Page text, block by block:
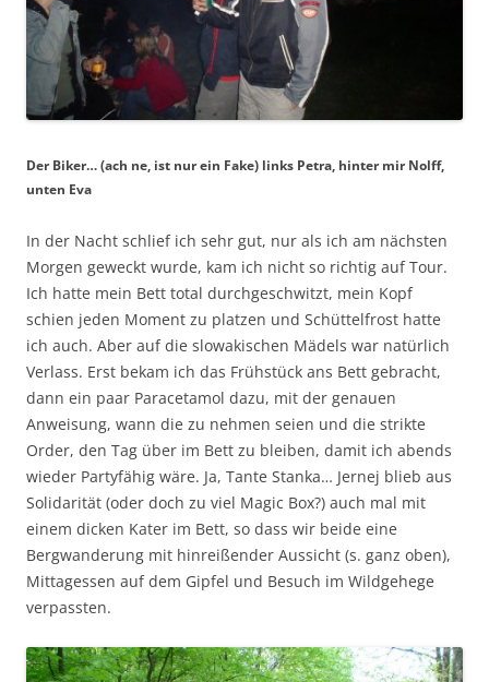
Der Biker… (ach ne, ist nur ein Fake) links Petra, hinter mir Nolff,
unten Eva
In der Nacht schlief ich sehr gut, nur als ich am nächsten
Morgen geweckt wurde, kam ich nicht so richtig auf Tour.
Ich hatte mein Bett total durchgeschwitzt, mein Kopf
schien jeden Moment zu platzen und Schüttelfrost hatte
ich auch. Aber auf die slowakischen Mädels war natürlich
Verlass. Erst bekam ich das Frühstück ans Bett gebracht,
dann ein paar Paracetamol dazu, mit der genauen
Anweisung, wann die zu nehmen seien und die strikte
Order, den Tag über im Bett zu bleiben, damit ich abends
wieder Partyfähig wäre. Ja, Tante Stanka… Jernej blieb aus
Solidarität (oder doch zu viel Magic Box?) auch mal mit
einem dicken Kater im Bett, so dass wir beide eine
Bergwanderung mit hinreißender Aussicht (s. ganz oben),
Mittagessen auf dem Gipfel und Besuch im Wildgehege
verpassten.